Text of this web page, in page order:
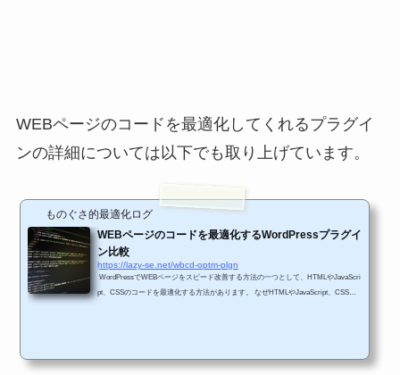
WEBページのコードを最適化してくれるプラグイ
ンの詳細については以下でも取り上げています。
ものぐさ的最適化ログ
WEBページのコードを最適化するWordPressプラグイ
ン比較
https://lazy-se.net/wbcd-optm-plgn
WordPressでWEBページをスピード改善する方法の一つとして、HTMLやJavaScri
pt、CSSのコードを最適化する方法があります。 なぜHTMLやJavaScript、CSSと
では、WEBページのコードの最適化を行うことは必須の...